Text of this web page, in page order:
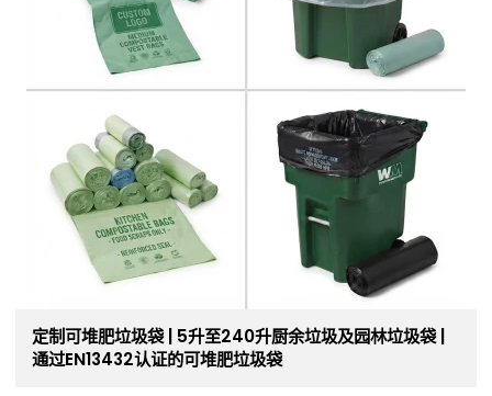
定制可堆肥垃圾袋 | 5升至240升厨余垃圾及园林垃圾袋 |
通过EN13432认证的可堆肥垃圾袋